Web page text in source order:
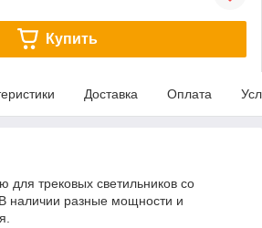
Купить
Доставка Оплата
для трековых светильников со
разные мощности и